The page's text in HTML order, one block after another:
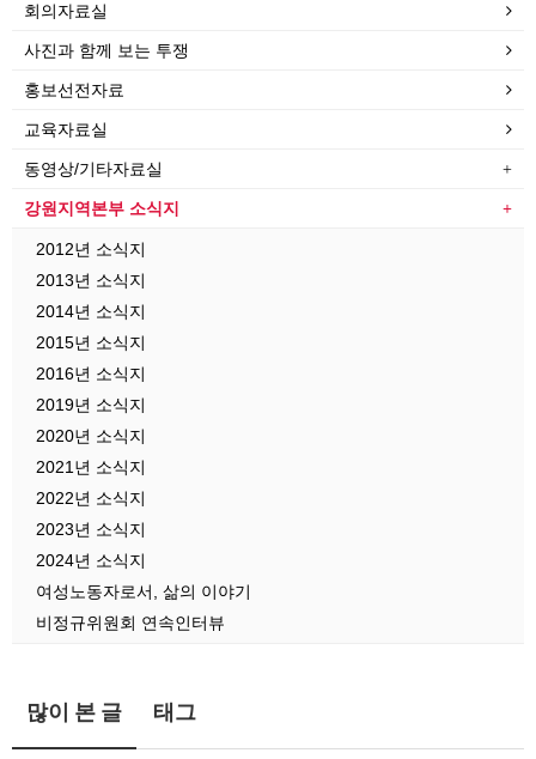
회의자료실
사진과 함께 보는 투쟁
홍보선전자료
교육자료실
동영상/기타자료실
강원지역본부 소식지
2012년 소식지
2013년 소식지
2014년 소식지
2015년 소식지
2016년 소식지
2019년 소식지
2020년 소식지
2021년 소식지
2022년 소식지
2023년 소식지
2024년 소식지
여성노동자로서, 삶의 이야기
비정규위원회 연속인터뷰
많이 본 글 태그